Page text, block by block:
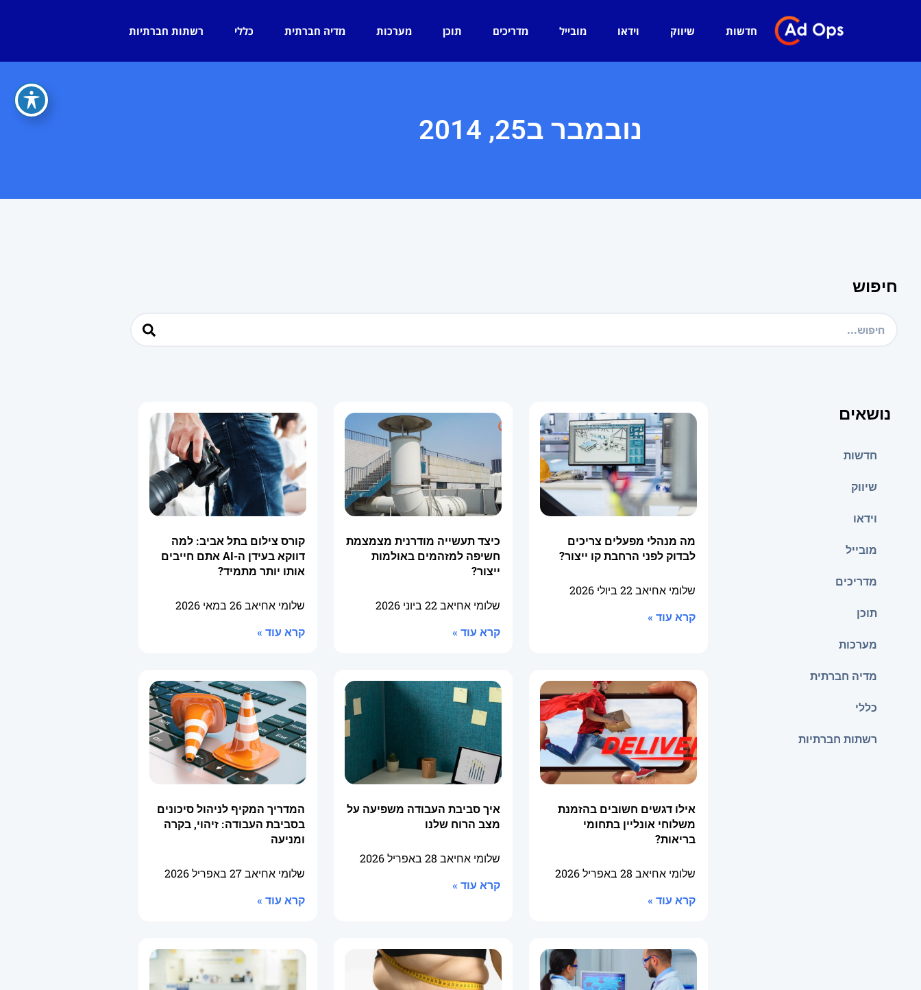
חדשות שיווק וידאו מובייל מדריכים תוכן מערכות מדיה חברתית כללי רשתות חברתיות
נובמבר ב25, 2014
חיפוש
נושאים
חדשות
שיווק
וידאו
מובייל
מדריכים
תוכן
מערכות
מדיה חברתית
כללי
רשתות חברתיות
מה מנהלי מפעלים צריכים
לבדוק לפני הרחבת קו ייצור?
שלומי אחיאב22 ביולי 2026
קרא עוד »
כיצד תעשייה מודרנית מצמצמת
חשיפה למזהמים באולמות
ייצור?
שלומי אחיאב22 ביוני 2026
קרא עוד »
קורס צילום בתל אביב: למה
דווקא בעידן ה-AI אתם חייבים
אותו יותר מתמיד?
שלומי אחיאב26 במאי 2026
קרא עוד »
אילו דגשים חשובים בהזמנת
משלוחי אונליין בתחומי
בריאות?
שלומי אחיאב 28 באפריל 2026
קרא עוד »
איך סביבת העבודה משפיעה על
מצב הרוח שלנו
שלומי אחיאב 28 באפריל 2026
קרא עוד »
המדריך המקיף לניהול סיכונים
בסביבת העבודה: זיהוי, בקרה
ומניעה
שלומי אחיאב27 באפריל 2026
קרא עוד »